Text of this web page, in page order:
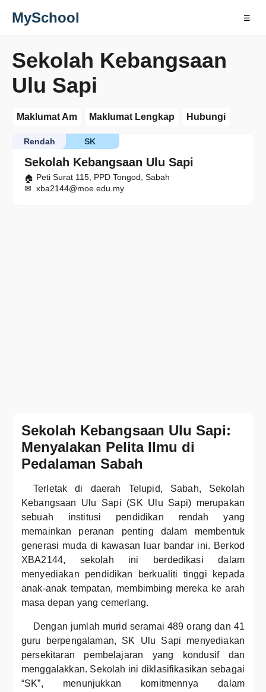
MySchool ☰
Sekolah Kebangsaan
Ulu Sapi
Maklumat Am Maklumat Lengkap Hubungi
Sekolah Kebangsaan Ulu Sapi
SK
Rendah
Peti Surat 115, PPD Tongod, Sabah
xba2144@moe.edu.my
Sekolah Kebangsaan Ulu Sapi:
Menyalakan Pelita Ilmu di
Pedalaman Sabah
Terletak di daerah Telupid, Sabah, Sekolah
Kebangsaan Ulu Sapi (SK Ulu Sapi) merupakan
sebuah institusi pendidikan rendah yang
memainkan peranan penting dalam membentuk
generasi muda di kawasan luar bandar ini. Berkod
XBA2144, sekolah ini berdedikasi dalam
menyediakan pendidikan berkualiti tinggi kepada
anak-anak tempatan, membimbing mereka ke arah
masa depan yang cemerlang.
Dengan jumlah murid seramai 489 orang dan 41
guru berpengalaman, SK Ulu Sapi menyediakan
persekitaran pembelajaran yang kondusif dan
menggalakkan. Sekolah ini diklasifikasikan sebagai
“SK”, menunjukkan komitmennya dalam